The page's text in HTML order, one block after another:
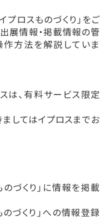
プロスものづくり」をご
展情報・掲載情報の管
作方法を解説していま
は、有料サービス限定
してはイプロスまでお
のづくり」に情報を掲載
のづくり」への情報登録